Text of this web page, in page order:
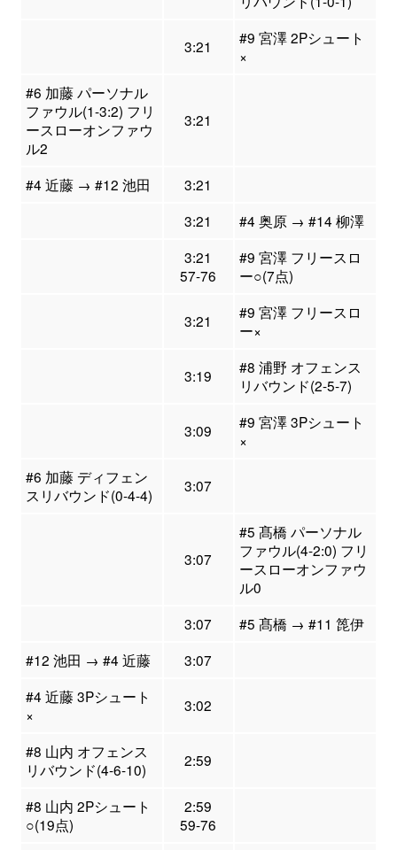
3:21
#9 宮澤 2Pシュート
×
#6 加藤 パーソナル
ファウル(1-3:2) フリ
ースローオンファウ
ル2
3:21
#4 近藤 → #12 池田
3:21
3:21
#4 奥原 → #14 柳澤
3:21
57-76
#9 宮澤 フリースロ
ー○(7点)
3:21
#9 宮澤 フリースロ
ー×
3:19
#8 浦野 オフェンス
リバウンド(2-5-7)
3:09
#9 宮澤 3Pシュート
×
#6 加藤 ディフェン
スリバウンド(0-4-4)
3:07
3:07
#5 髙橋 パーソナル
ファウル(4-2:0) フリ
ースローオンファウ
ル0
3:07
#5 髙橋 → #11 箆伊
#12 池田 → #4 近藤
3:07
#4 近藤 3Pシュート
×
3:02
#8 山内 オフェンス
リバウンド(4-6-10)
2:59
#8 山内 2Pシュート
○(19点)
2:59
59-76